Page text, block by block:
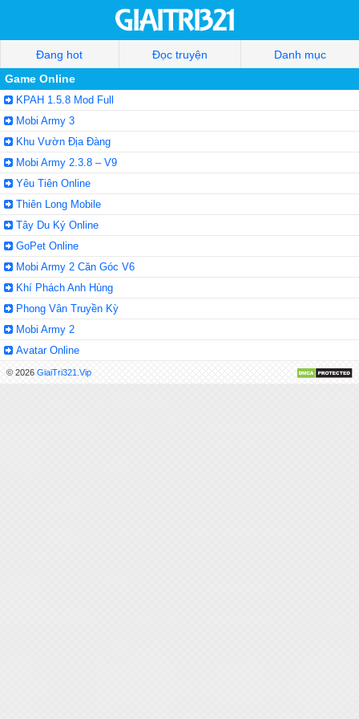
Đang hot Đọc truyện
Danh mục
Game Online
KPAH 1.5.8 Mod Full
Mobi Army 3
Khu Vườn Địa Đàng
Mobi Army 2.3.8 – V9
Yêu Tiên Online
Thiên Long Mobile
Tây Du Ký Online
GoPet Online
Mobi Army 2 Căn Góc V6
Khí Phách Anh Hùng
Phong Vân Truyền Kỳ
Mobi Army 2
Avatar Online
© 2026 GiaiTri321.Vip